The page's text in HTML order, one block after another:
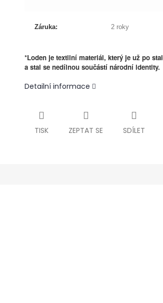
Záruka: 2 roky
*Loden je textilní materiál, který je už po
a stal se nedílnou součástí národní identity.
Detailní informace
TISK ZEPTAT SE SDÍLET